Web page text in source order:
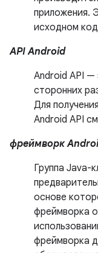
приложения.
исходном
API Android
Android API —
сторонних
Для
Android API
фреймворк
Группа Java-
основе
фреймворка
фреймворка